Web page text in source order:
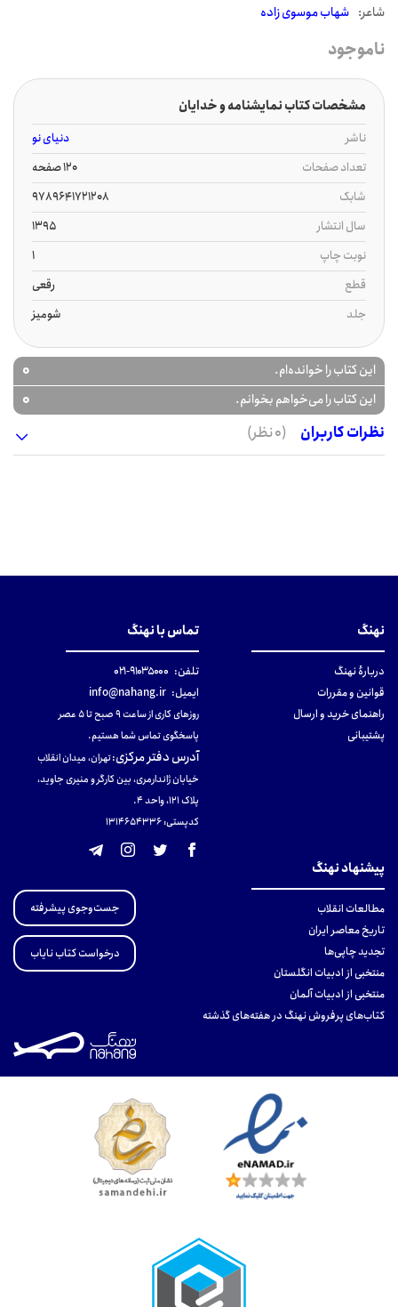
شاعر: شهاب موسوی زاده
ناموجود
مشخصات کتاب نمایشنامه و خدایان
ناشر
دنیای نو
تعداد صفحات
120 صفحه
شابک
9789641721208
سال انتشار
1395
نوبت چاپ
1
قطع
رقعی
جلد
شومیز
این کتاب را خوانده‌ام. 0
این کتاب را می‌خواهم بخوانم.
0
نظرات کاربران
(0 نظر)
نهنگ
دربارهٔ نهنگ
قوانین و مقررات
راهنمای خرید و ارسال
پشتیبانی
تماس با نهنگ
تلفن: ۹۱۰۳۵۰۰۰-۰۲۱
ایمیل: info@nahang.ir
روزهای کاری از ساعت ۹ صبح تا ۵ عصر
پاسخگوی تماس شما هستیم.
آدرس دفتر مرکزی:تهران، میدان انقلاب
خیابان ژاندارمری، بین کارگر و منیری جاوید،
پلاک 121، واحد ۴.
کدپستی: 131465433۶
پیشنهاد نهنگ
مطالعات انقلاب
تاریخ معاصر ایران
تجدید چاپی‌ها
منتخبی از ادبیات انگلستان
منتخبی از ادبیات آلمان
کتاب‌های پرفروش نهنگ در هفته‌های گذشته
جست‌وجوی پیشرفته
درخواست کتاب نایاب